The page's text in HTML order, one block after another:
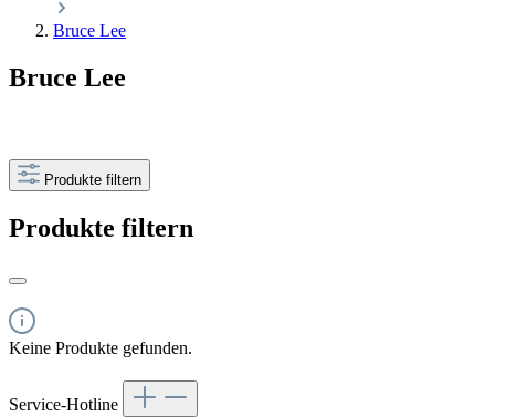
Bruce Lee
Bruce Lee
Produkte filtern
Produkte filtern
Keine Produkte gefunden.
Service-Hotline